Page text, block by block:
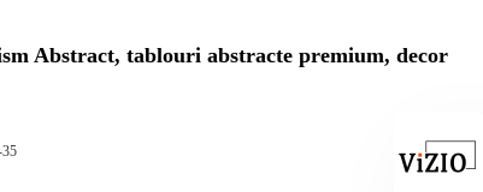
Abstract, tablouri abstracte premium, decor
35